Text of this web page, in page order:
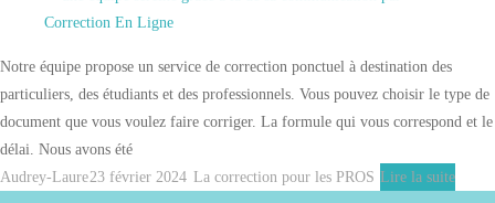
Notre équipe propose un service de correction ponctuel à destination des
particuliers, des étudiants et des professionnels. Vous pouvez choisir le type de
document que vous voulez faire corriger. La formule qui vous correspond et le
délai. Nous avons été
Audrey-Laure23 février 2024 La correction pour les PROS Lire la suite